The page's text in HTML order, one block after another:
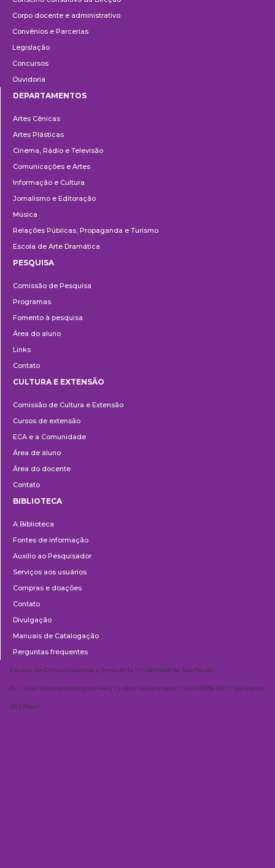
Corpo docente e administrativo
Convênios e Parcerias
Legislação
Concursos
Ouvidoria
DEPARTAMENTOS
Artes Cênicas
Artes Plásticas
Cinema, Rádio e Televisão
Comunicações e Artes
Informação e Cultura
Jornalismo e Editoração
Música
Relações Públicas, Propaganda e Turismo
Escola de Arte Dramática
PESQUISA
Comissão de Pesquisa
Programas
Fomento à pesquisa
Área do aluno
Links
Contato
e
Extensão
CULTURA E EXTENSÃO
Comissão de Cultura e Extensão
Cursos de extensão
ECA e a Comunidade
Área de aluno
Área do docente
Contato
BIBLIOTECA
A Biblioteca
Fontes de informação
Auxílio ao Pesquisador
Serviços aos usuários
Compras e doações
Contato
Divulgação
Manuais de Catalogação
Perguntas frequentes
Escuela de Comunicaciones y Artes de la Universidad de São Paulo
AV. Lúcio Martins Rodrigues, 443 | Ciudad Universitaria | CEP 05508-020 | São Paulo,
SP | Brasil